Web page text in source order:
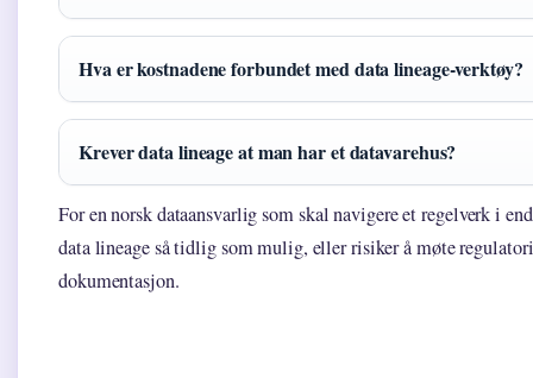
Hva er kostnadene forbundet med data lineage-verktøy?
Krever data lineage at man har et datavarehus?
For en norsk dataansvarlig som skal navigere et regelverk i
data lineage så tidlig som mulig, eller risiker å møte
dokumentasjon.